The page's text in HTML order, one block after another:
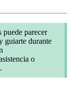
puede parecer
guiarte durante
o